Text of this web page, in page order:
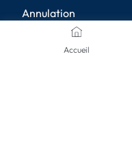
Accueil
Annulation
Paramètres de